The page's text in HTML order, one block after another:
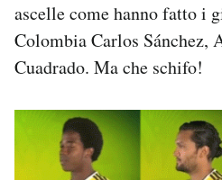
ascelle come hanno fatto i
Colombia Carlos Sánchez,
Cuadrado. Ma che schifo!